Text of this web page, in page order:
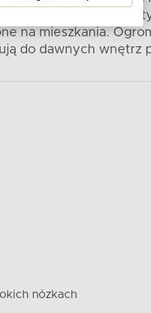
. W końcu aranżacje w
na mieszkania.
do dawnych wnętrz
nózkach